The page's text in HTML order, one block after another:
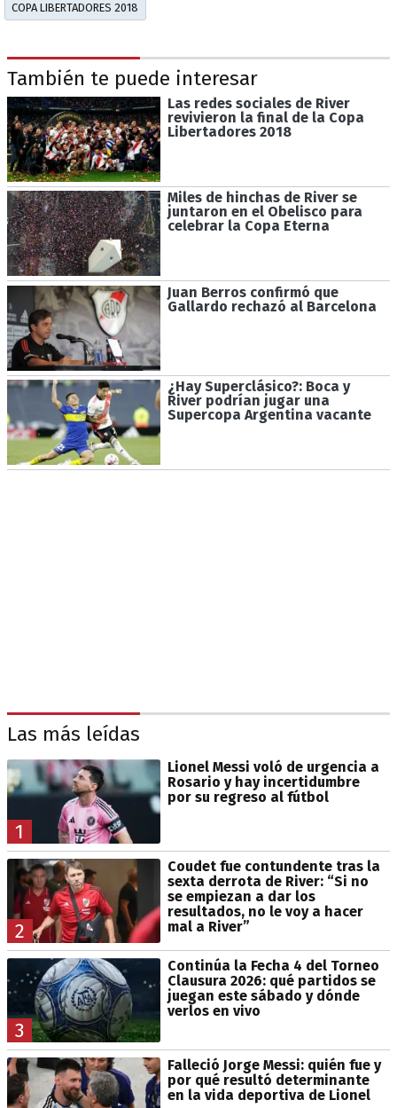
COPA LIBERTADORES 2018
También te puede interesar
Las redes sociales de River
revivieron la final de la Copa
Libertadores 2018
Miles de hinchas de River se
juntaron en el Obelisco para
celebrar la Copa Eterna
Juan Berros confirmó que
Gallardo rechazó al Barcelona
¿Hay Superclásico?: Boca y
River podrían jugar una
Supercopa Argentina vacante
Las más leídas
1
Lionel Messi voló de urgencia a
Rosario y hay incertidumbre
por su regreso al fútbol
2
Coudet fue contundente tras la
sexta derrota de River: “Si no
se empiezan a dar los
resultados, no le voy a hacer
mal a River”
3
Continúa la Fecha 4 del Torneo
Clausura 2026: qué partidos se
juegan este sábado y dónde
verlos en vivo
Falleció Jorge Messi: quién fue y
por qué resultó determinante
en la vida deportiva de Lionel